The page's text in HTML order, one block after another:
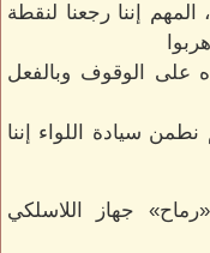
إننا رجعنا لنقطة
على الوقوف وبالفعل
سيادة اللواء إننا
جهاز اللاسلكي